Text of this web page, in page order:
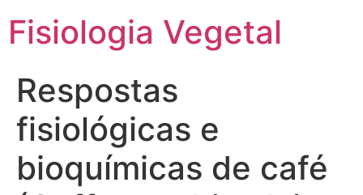
Fisiologia Vegetal
Respostas
fisiológicas e
bioquímicas de café